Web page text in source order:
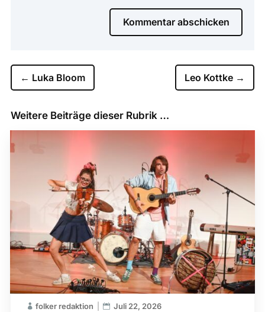
Kommentar abschicken
← Luka Bloom Leo Kottke →
Weitere Beiträge dieser Rubrik …
folker redaktion Juli 22, 2026